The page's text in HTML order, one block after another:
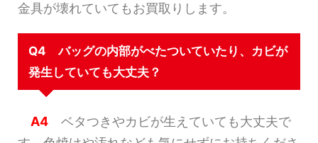
金具が壊れていてもお買取りします。
Q4 バッグの内部がべたついていたり、カビが
発生していても大丈夫？
A4 ベタつきやカビが生えていても大丈夫で